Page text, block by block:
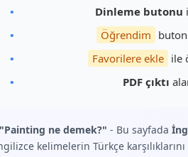
Dinleme butonu
Öğrendim
Favorilere ekle ile
PDF çıktı
"Painting ne demek?" - Bu sayfada
kelimelerin Türkçe